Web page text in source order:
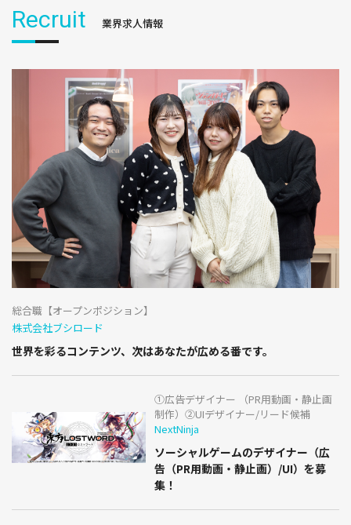
Recruit 業界求人情報
総合職【オープンポジション】
株式会社ブシロード
世界を彩るコンテンツ、次はあなたが広める番です。
①広告デザイナー （PR用動画・静止画
制作）②UIデザイナー/リード候補
NextNinja
ソーシャルゲームのデザイナー（広
告（PR用動画・静止画）/UI）を募
集！